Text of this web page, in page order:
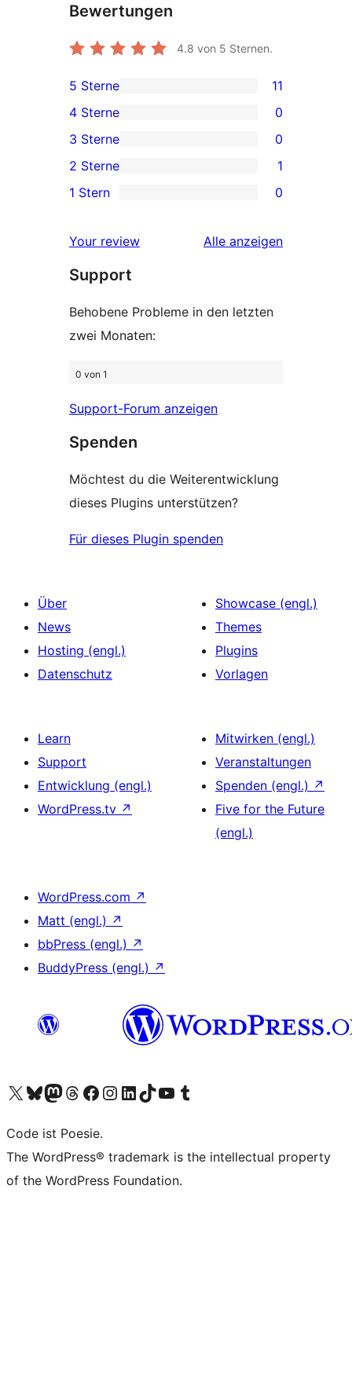
Bewertungen
4.8 von 5 Sternen.
11 5-
Sterne-
Rezensionen
5 Sterne 11
0 4-
Sterne-
Rezensionen
4 Sterne 0
0 3-
Sterne-
Rezensionen
3 Sterne 0
1 2-
Sterne-
2 Sterne 1
0 1-
Rezensionen
1 Stern 0
Your review Alle Rezensionen
anzeigen
Support
Behobene Probleme in den letzten
zwei Monaten:
0 von 1
Support-Forum anzeigen
Spenden
Möchtest du die Weiterentwicklung
dieses Plugins unterstützen?
Für dieses Plugin spenden
Über
News
Hosting (engl.)
Datenschutz
Showcase (engl.)
Themes
Plugins
Vorlagen
Learn
Support
Entwicklung (engl.)
WordPress.tv ↗
Mitwirken (engl.)
Veranstaltungen
Spenden (engl.) ↗
Five for the Future
(engl.)
WordPress.com ↗
Matt (engl.) ↗
bbPress (engl.) ↗
BuddyPress (engl.) ↗
Unser X-Konto (früher Twitter) besuchen
Unser Bluesky-Konto besuchen
Unser Mastodon-Konto besuchen
Unser Threads-Konto besuchen
Unsere Facebook-Seite besuchen
Unser Instagram-Konto besuchen
Unser LinkedIn-Konto besuchen
Unser TikTok-Konto besuchen
Unseren YouTube-Kanal besuchen
Unser Tumblr-Konto besuchen
Code ist Poesie.
The WordPress® trademark is the intellectual property
of the WordPress Foundation.